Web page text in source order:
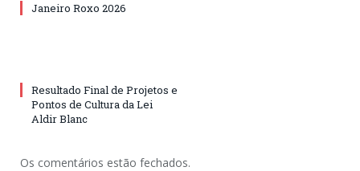
Janeiro Roxo 2026
Resultado Final de Projetos e
Pontos de Cultura da Lei
Aldir Blanc
Os comentários estão fechados.